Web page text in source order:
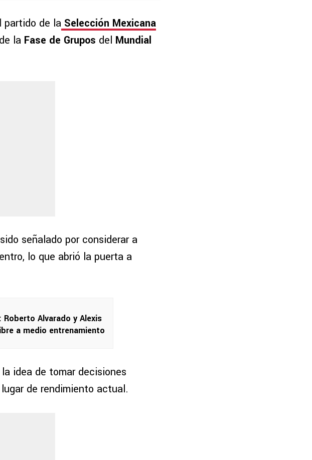
partido de la Selección Mexicana
de la Fase de Grupos del Mundial
señalado por considerar a
lo que abrió la puerta a
Alvarado y Alexis
a medio entrenamiento
idea de tomar decisiones
de rendimiento actual.